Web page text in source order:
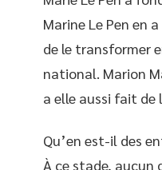
Marine Le Pen en
de le transformer
national. Marion
a elle aussi fait de
Qu’en est-il des
À ce stade, aucun